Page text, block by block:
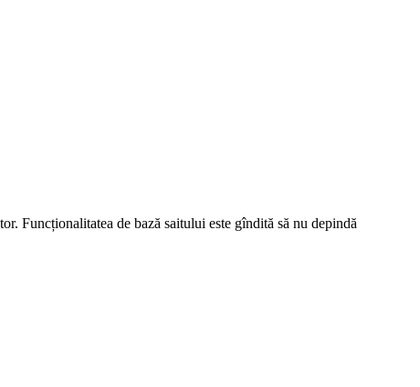
Funcționalitatea de bază saitului este gîndită să nu depindă